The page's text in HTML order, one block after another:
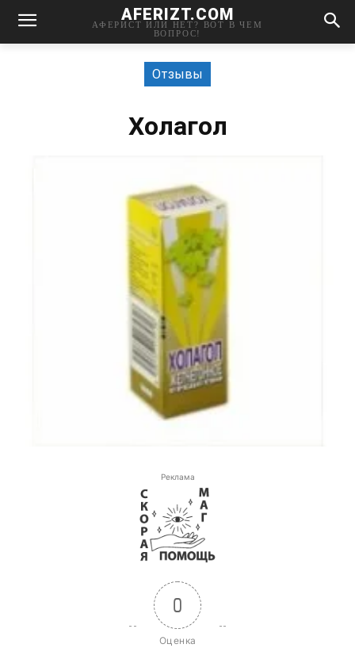
AFERIZT.COM
АФЕРИСТ ИЛИ НЕТ? ВОТ В ЧЕМ
ВОПРОС!
Отзывы
Холагол
Реклама
0
Оценка